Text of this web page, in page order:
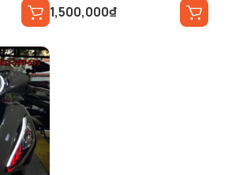
1,500,000₫